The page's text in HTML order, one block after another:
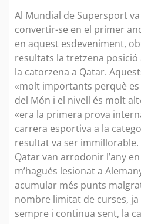
Al Mundial de Supersport
convertir-se en el primer
en aquest esdeveniment,
resultats la tretzena
la catorzena a Qatar.
«molt importants perquè
del Món i el nivell és molt
«era la primera prova
carrera esportiva a la
resultat va ser immillorable.
Qatar van arrodonir l’any
m’hagués lesionat a
acumular més punts
nombre limitat de curses,
sempre i continua sent, la